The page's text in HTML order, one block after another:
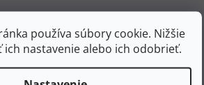
používa súbory cookie. Nižšie
ich nastavenie alebo ich odobrieť.